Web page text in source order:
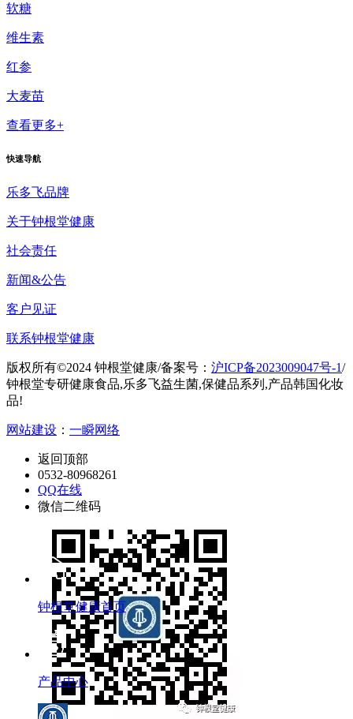
软糖
维生素
红参
大麦苗
查看更多+
快速导航
乐多飞品牌
关于钟根堂健康
社会责任
新闻&公告
客户见证
联系钟根堂健康
版权所有©2024 钟根堂健康/备案号： 沪ICP备2023009047号-1/
钟根堂专研健康食品,乐多飞益生菌,保健品系列,产品韩国化妆
品!
网站建设 ： 一瞬网络
返回顶部
0532-80968261
QQ在线
微信二维码
钟根堂健康首页
产品中心